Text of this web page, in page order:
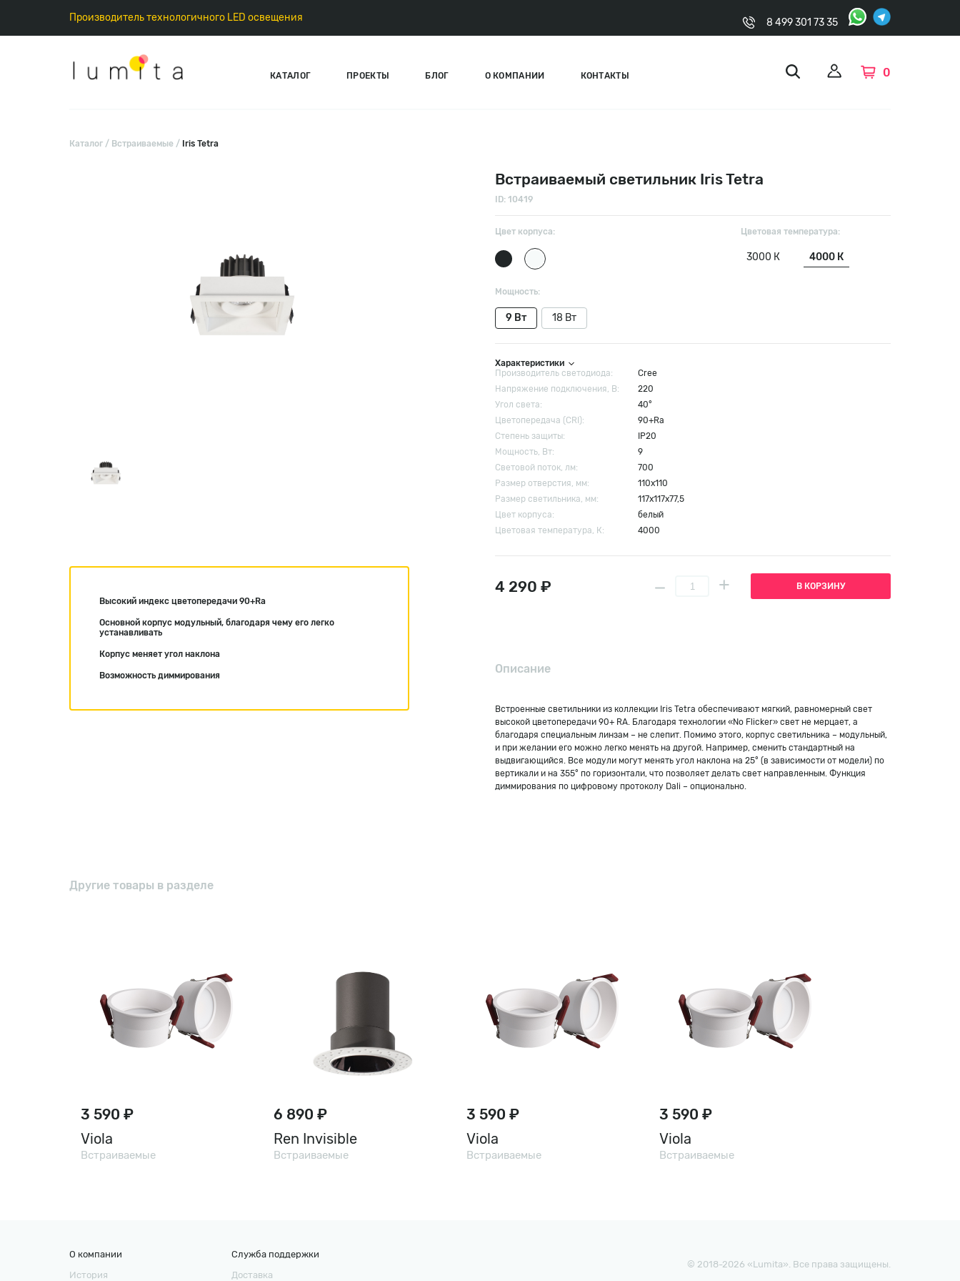
Производитель технологичного LED освещения 8 499 301 73 35
КАТАЛОГ ПРОЕКТЫ БЛОГ О КОМПАНИИ КОНТАКТЫ 0
Каталог Встраиваемые Iris Tetra
Высокий индекс цветопередачи 90+Ra
Основной корпус модульный, благодаря чему его легко
устанавливать
Корпус меняет угол наклона
Возможность диммирования
Встраиваемый светильник Iris Tetra
ID: 10419
Цвет корпуса: Цветовая температура:
3000 К 4000 К
Мощность:
9 Вт 18 Вт
Характеристики
Производитель светодиода:
Cree
Напряжение подключения, В:
220
Угол света:
40°
Цветопередача (CRI):
90+Ra
Степень защиты:
IP20
Мощность, Вт:
9
Световой поток, лм:
700
Размер отверстия, мм:
110x110
Размер cветильника, мм:
117x117x77,5
Цвет корпуса:
белый
Цветовая температура, К:
4000
4 290 ₽ В КОРЗИНУ
Описание
Встроенные светильники из коллекции Iris Tetra обеспечивают мягкий, равномерный свет
высокой цветопередачи 90+ RA. Благодаря технологии «No Flicker» свет не мерцает, а
благодаря специальным линзам – не слепит. Помимо этого, корпус светильника – модульный,
и при желании его можно легко менять на другой. Например, сменить стандартный на
выдвигающийся. Все модули могут менять угол наклона на 25° (в зависимости от модели) по
вертикали и на 355° по горизонтали, что позволяет делать свет направленным. Функция
диммирования по цифровому протоколу Dali – опционально.
Другие товары в разделе
3 590 ₽
Viola
Встраиваемые
6 890 ₽
Ren Invisible
Встраиваемые
3 590 ₽
Viola
Встраиваемые
3 590 ₽
Viola
Встраиваемые
О компании
История
Служба поддержки
Доставка
© 2018-2026 «Lumita». Все права защищены.